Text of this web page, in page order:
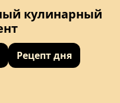
кулинарный
Рецепт дня